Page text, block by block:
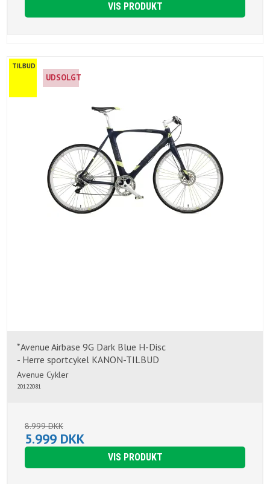
VIS PRODUKT
TILBUD
UDSOLGT
*Avenue Airbase 9G Dark Blue H-Disc
- Herre sportcykel KANON-TILBUD
Avenue Cykler
20122081
8.999 DKK
5.999 DKK
VIS PRODUKT